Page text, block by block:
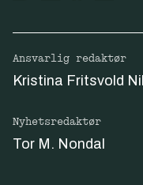
Ansvarlig redaktør
Kristina Fritsvold
Nyhetsredaktør
Tor M. Nondal